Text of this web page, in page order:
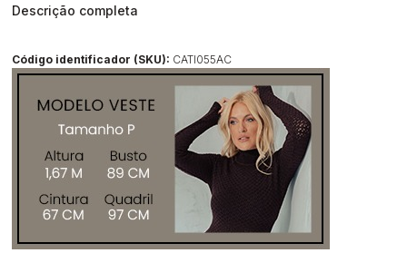
Descrição completa
Código identificador (SKU): CATI055AC